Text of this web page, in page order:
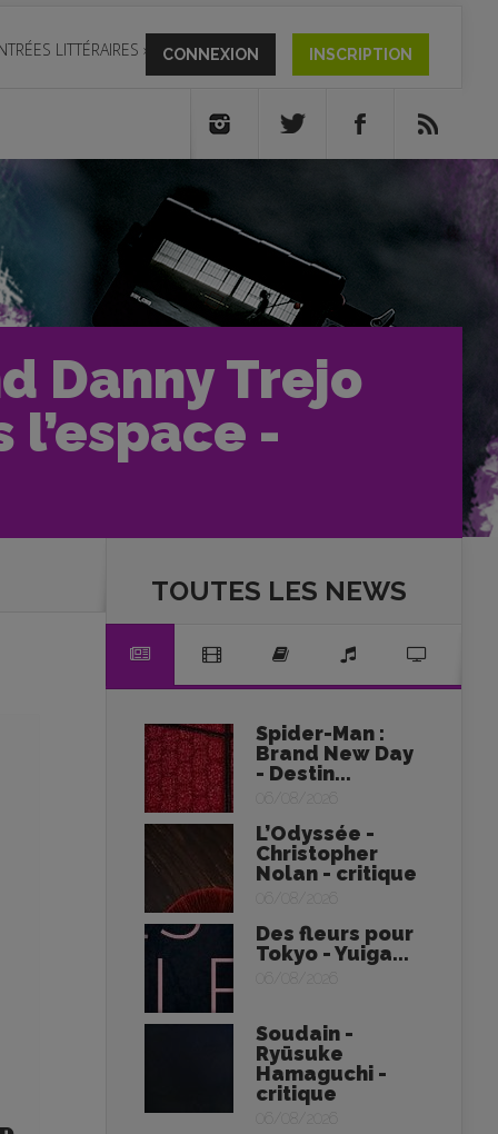
LITTÉRAIRES » CONNEXION INSCRIPTION
Danny Trejo
-
TOUTES LES NEWS
Spider-Man :
Brand New Day
- Destin...
06/08/2026
L’Odyssée -
Christopher
Nolan - critique
06/08/2026
Des fleurs pour
Tokyo - Yuiga...
06/08/2026
Soudain -
Ryūsuke
Hamaguchi -
critique
06/08/2026